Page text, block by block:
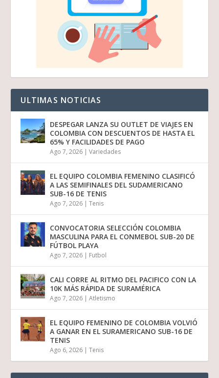
ULTIMAS NOTICIAS
DESPEGAR LANZA SU OUTLET DE VIAJES EN
COLOMBIA CON DESCUENTOS DE HASTA EL
65% Y FACILIDADES DE PAGO
Ago 7, 2026 |Variedades
EL EQUIPO COLOMBIA FEMENINO CLASIFICÓ
A LAS SEMIFINALES DEL SUDAMERICANO
SUB-16 DE TENIS
Ago 7, 2026 |Tenis
CONVOCATORIA SELECCIÓN COLOMBIA
MASCULINA PARA EL CONMEBOL SUB-20 DE
FÚTBOL PLAYA
Ago 7, 2026 | Futbol
CALI CORRE AL RITMO DEL PACIFICO CON LA
10K MÁS RÁPIDA DE SURAMÉRICA
Ago 7, 2026 |Atletismo
EL EQUIPO FEMENINO DE COLOMBIA VOLVIÓ
A GANAR EN EL SURAMERICANO SUB-16 DE
TENIS
Ago 6, 2026 |Tenis